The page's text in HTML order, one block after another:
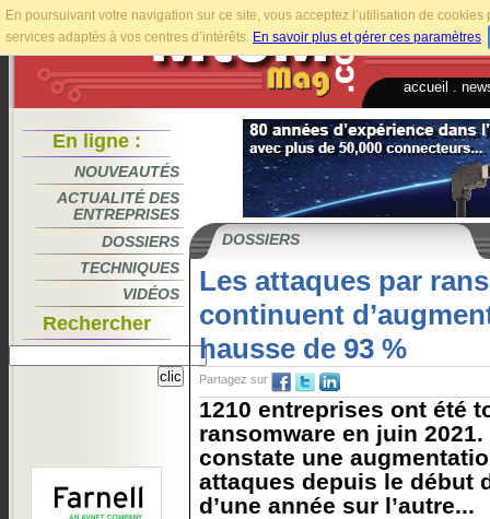
En poursuivant votre navigation sur ce site, vous acceptez l’utilisation de
services adaptés à vos centres d’intérêts. En savoir plus et gérer ces paramètres.
accueil
En ligne :
NOUVEAUTÉS
ACTUALITÉ DES
ENTREPRISES
DOSSIERS
TECHNIQUES
VIDÉOS
Rechercher
DOSSIERS
Les attaques par
continuent
hausse de 93 %
Partagez sur
1210 entreprises ont été
ransomware en juin
constate une
attaques depuis le début
d’une année sur l’autre...